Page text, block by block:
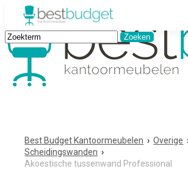
Best Budget Kantoormeubelen › Overige
Scheidingswanden ›
Akoestische tussenwand Professional